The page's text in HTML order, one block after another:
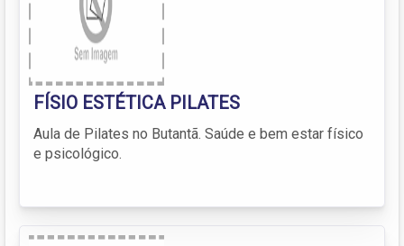
FÍSIO ESTÉTICA PILATES
Aula de Pilates no Butantã. Saúde e bem estar físico
e psicológico.